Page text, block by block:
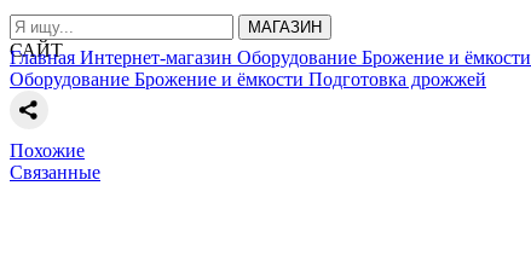
МАГАЗИН
САЙТ
Главная Интернет-магазин Оборудование Брожение и ёмкости
Оборудование Брожение и ёмкости Подготовка дрожжей
Похожие
Связанные